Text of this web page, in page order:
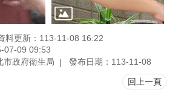
料更新：113-11-08 16:22
07-09 09:53
市政府衛生局
發布日期：113-11-08
回上一頁